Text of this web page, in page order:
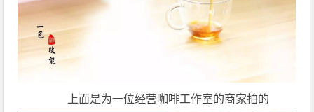
上面是为一位经营咖啡工作室的商家拍的